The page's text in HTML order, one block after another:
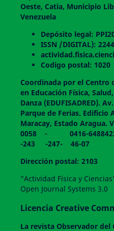
Oeste, Catia, Municipio
Venezuela
Depósito legal:
ISSN /DIGITAL):
Codigo postal: 1020
Coordinada por el Centro
en Educación Física,
Danza (EDUFISADRED).
Parque de Ferias.
Maracay, Estado
0058 - 0416-
-243 -247- 46-07
Dirección postal: 2103
"Actividad Física y
Open Journal Systems 3.0
Licencia Creative
La revistaObservador del